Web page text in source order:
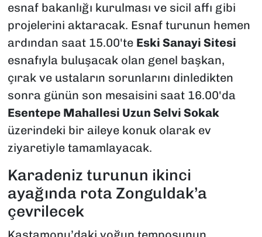
esnaf bakanlığı kurulması ve sicil affı gibi
projelerini aktaracak. Esnaf turunun hemen
ardından saat 15.00'te Eski Sanayi Sitesi
esnafıyla buluşacak olan genel başkan,
çırak ve ustaların sorunlarını dinledikten
sonra günün son mesaisini saat 16.00'da
Esentepe Mahallesi Uzun Selvi Sokak
üzerindeki bir aileye konuk olarak ev
ziyaretiyle tamamlayacak.
Karadeniz turunun ikinci
ayağında rota Zonguldak’a
çevrilecek